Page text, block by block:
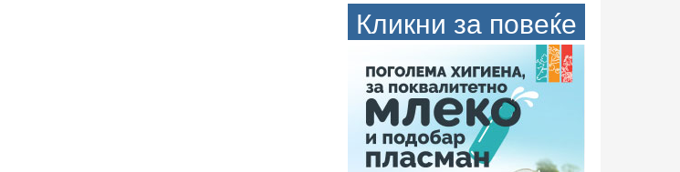
Кликни за повеќе